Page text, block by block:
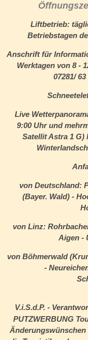
Liftbetrieb:
Betriebstagen
Anschrift für
Werktagen von 8 -
07281/
Live
9:00 Uhr und
Satellit Astra 1 G)
von Deutschland:
(Bayer. Wald) -
von Linz:
Aigen -
von Böhmerwald
-
V.i.S.d.P. -
PUTZWERBUNG
Änderungswünschen